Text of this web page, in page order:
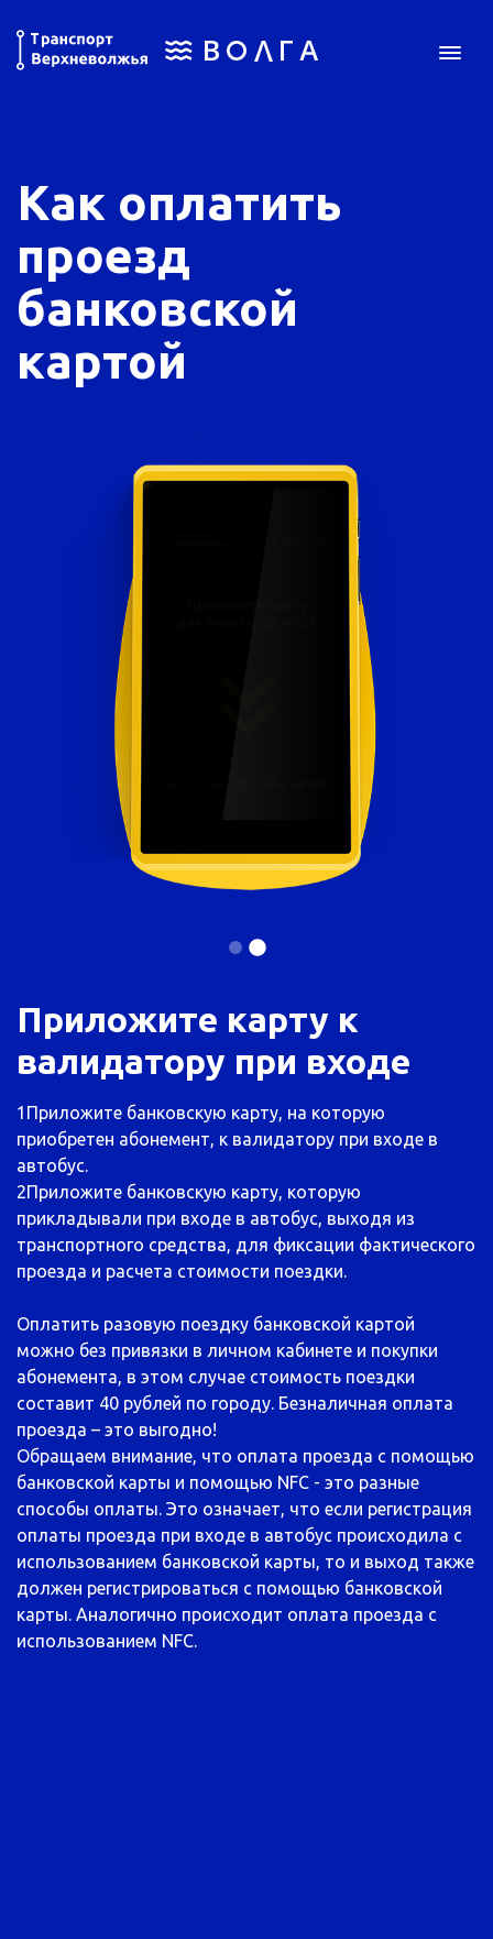
Как оплатить
проезд
банковской
картой
Приложите карту к
валидатору при входе
1 Приложите банковскую карту, на которую
приобретен абонемент, к валидатору при входе в
автобус.
2Приложите банковскую карту, которую
прикладывали при входе в автобус, выходя из
транспортного средства, для фиксации фактического
проезда и расчета стоимости поездки.
Оплатить разовую поездку банковской картой
можно без привязки в личном кабинете и покупки
абонемента, в этом случае стоимость поездки
составит 40 рублей по городу. Безналичная оплата
проезда – это выгодно!
Обращаем внимание, что оплата проезда с помощью
банковской карты и помощью NFC - это разные
способы оплаты. Это означает, что если регистрация
оплаты проезда при входе в автобус происходила с
использованием банковской карты, то и выход также
должен регистрироваться с помощью банковской
карты. Аналогично происходит оплата проезда с
использованием NFC.